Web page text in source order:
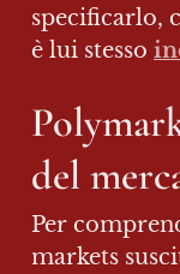
specificarlo,
è lui stesso
del
Per
markets